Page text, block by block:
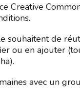
Creative
souhaitent de
ou en ajouter
avec un